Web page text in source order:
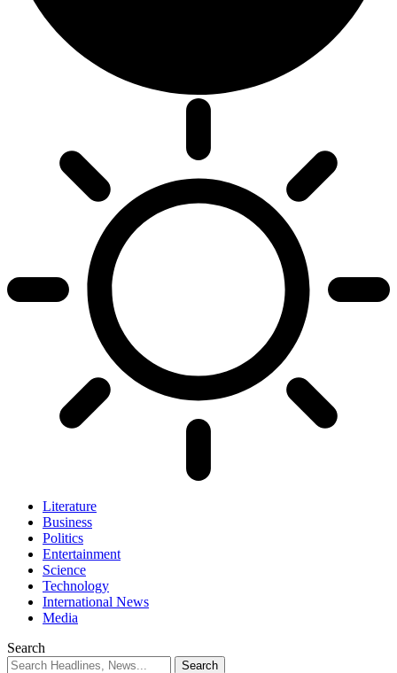
Literature
Business
Politics
Entertainment
Science
Technology
International News
Media
Search